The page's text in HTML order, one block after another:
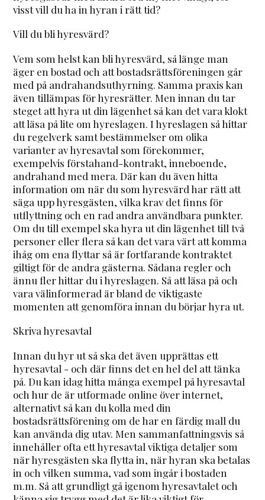
visst vill du ha in hyran i rätt tid?
Vill du bli hyresvärd?
Vem som helst kan bli hyresvärd, så länge man
äger en bostad och att bostadsrättsföreningen går
med på andrahandsuthyrning. Samma praxis kan
även tillämpas för hyresrätter. Men innan du tar
steget att hyra ut din lägenhet så kan det vara klokt
att läsa på lite om hyreslagen. I hyreslagen så hittar
du regelverk samt bestämmelser om olika
varianter av hyresavtal som förekommer,
exempelvis förstahand-kontrakt, inneboende,
andrahand med mera. Där kan du även hitta
information om när du som hyresvärd har rätt att
säga upp hyresgästen, vilka krav det finns för
utflyttning och en rad andra användbara punkter.
Om du till exempel ska hyra ut din lägenhet till två
personer eller flera så kan det vara värt att komma
ihåg om ena flyttar så är fortfarande kontraktet
giltigt för de andra gästerna. Sådana regler och
ännu fler hittar du i hyreslagen. Så att läsa på och
vara välinformerad är bland de viktigaste
momenten att genomföra innan du börjar hyra ut.
Skriva hyresavtal
Innan du hyr ut så ska det även upprättas ett
hyresavtal - och där finns det en hel del att tänka
på. Du kan idag hitta många exempel på hyresavtal
och hur de är utformade online över internet,
alternativt så kan du kolla med din
bostadsrättsförening om de har en färdig mall du
kan använda dig utav. Men sammanfattningsvis så
innehåller ofta ett hyresavtal viktiga detaljer som
när hyresgästen ska flytta in, när hyran ska betalas
in och vilken summa, vad som ingår i bostaden
m.m. Så att grundligt gå igenom hyresavtalet och